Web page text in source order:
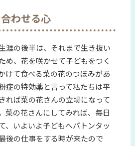
わせる心
涯の後半は、それまで生き抜い
め、花を咲かせて子どもをつく
けて食べる菜の花のつぼみがあ
症の特効薬と言って私たちは平
れば菜の花さんの立場になって
菜の花さんにしてみれば、毎日
、いよいよ子どもへバトンタッ
後の仕事をする時が来たので